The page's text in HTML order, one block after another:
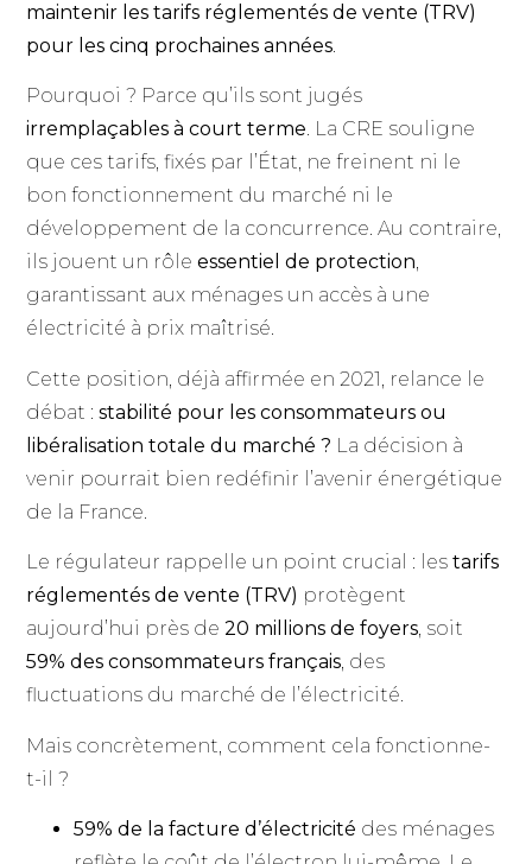
maintenir les tarifs réglementés de vente (TRV)
pour les cinq prochaines années.
Pourquoi ? Parce qu’ils sont jugés
irremplaçables à court terme. La CRE souligne
que ces tarifs, fixés par l’État, ne freinent ni le
bon fonctionnement du marché ni le
développement de la concurrence. Au contraire,
ils jouent un rôleessentiel de protection,
garantissant aux ménages un accès à une
électricité à prix maîtrisé.
Cette position, déjà affirmée en 2021, relance le
débat :stabilité pour les consommateurs ou
libéralisation totale du marché ? La décision à
venir pourrait bien redéfinir l’avenir énergétique
de la France.
Le régulateur rappelle un point crucial : lestarifs
réglementés de vente (TRV) protègent
aujourd’hui près de20 millions de foyers, soit
59% des consommateurs français, des
fluctuations du marché de l’électricité.
Mais concrètement, comment cela fonctionne-
t-il ?
59% de la facture d’électricité des ménages